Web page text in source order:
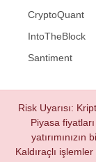
CryptoQuant
IntoTheBlock
Santiment
Risk Uyarısı:
Piyasa
yatırımınızın
Kaldıraçlı